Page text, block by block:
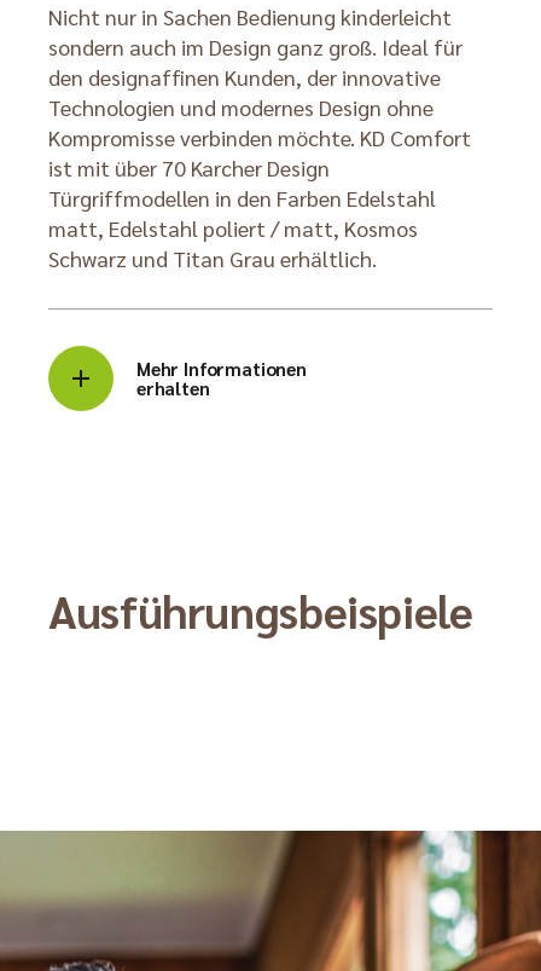
Nicht nur in Sachen Bedienung kinderleicht
sondern auch im Design ganz groß. Ideal für
den designaffinen Kunden, der innovative
Technologien und modernes Design ohne
Kompromisse verbinden möchte. KD Comfort
ist mit über 70 Karcher Design
Türgriffmodellen in den Farben Edelstahl
matt, Edelstahl poliert / matt, Kosmos
Schwarz und Titan Grau erhältlich.
Mehr Informationen
erhalten
Ausführungsbeispiele